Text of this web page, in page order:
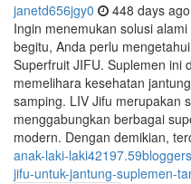
janetd656jgy0 448 days ago
Ingin menemukan solusi
begitu, Anda perlu
Superfruit JIFU. Suplemen ini
memelihara kesehatan
samping. LIV Jifu merupakan
menggabungkan berbagai
modern. Dengan demikian,
anak-laki-
jifu-untuk-jantung-suplemen-